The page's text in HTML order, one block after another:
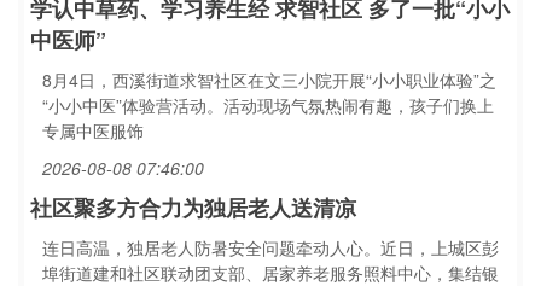
学认中草药、学习养生经 求智社区 多了一批“小小
中医师”
8月4日，西溪街道求智社区在文三小院开展“小小职业体验”之
“小小中医”体验营活动。活动现场气氛热闹有趣，孩子们换上
专属中医服饰
2026-08-08 07:46:00
社区聚多方合力为独居老人送清凉
连日高温，独居老人防暑安全问题牵动人心。近日，上城区彭
埠街道建和社区联动团支部、居家养老服务照料中心，集结银